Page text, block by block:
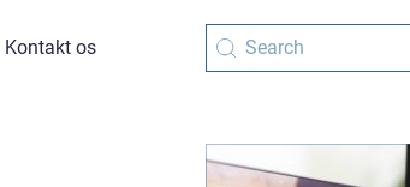
Kontakt os